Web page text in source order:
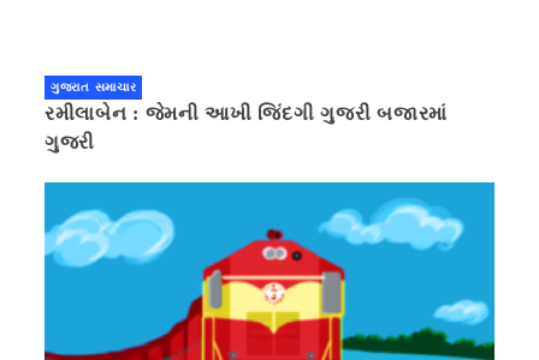
ગુજરાત સમાચાર
રમીલાબેન : જેમની આખી જિંદગી ગુજરી બજારમાં
ગુજરી